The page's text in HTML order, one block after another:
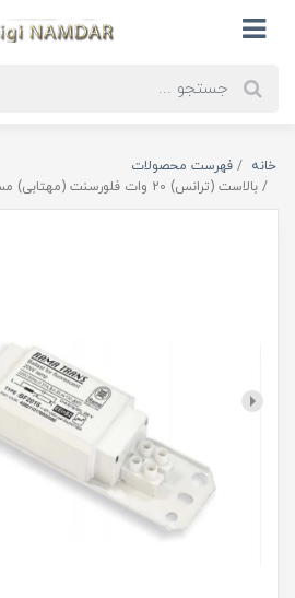
خانه
فهرست محصولات
بالاست (ترانس) 20 وات فلورسنت (مهتابی) مس راما